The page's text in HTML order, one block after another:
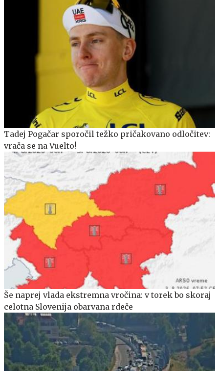
Tadej Pogačar sporočil težko pričakovano odločitev:
vrača se na Vuelto!
Še naprej vlada ekstremna vročina: v torek bo skoraj
celotna Slovenija obarvana rdeče